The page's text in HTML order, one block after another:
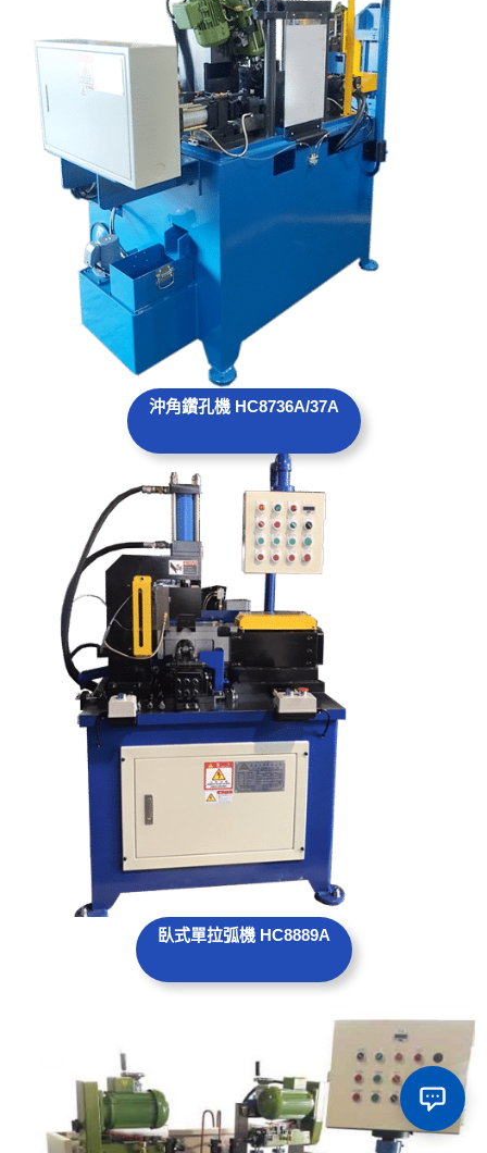
沖角鑽孔機 HC8736A/37A
臥式單拉弧機 HC8889A